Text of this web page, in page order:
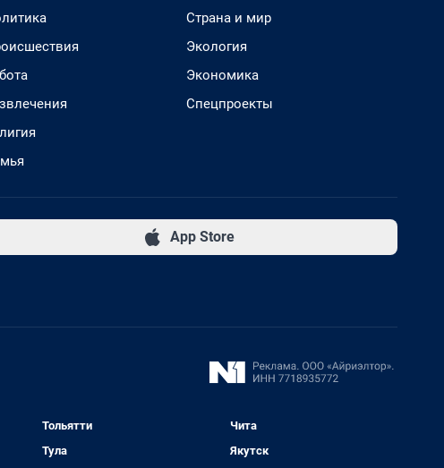
Страна и мир
Экология
Экономика
Спецпроекты
App Store
Тольятти
Тула
Чита
Якутск